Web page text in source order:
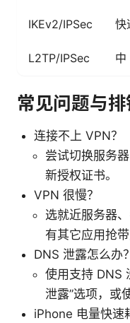
IKEv2/IPSec 快
L2TP/IPSec 中
常见问题与排
连接不上 VPN？
尝试切换服务
新授权证书。
VPN 很慢？
选就近服务器
有其它应用抢
DNS 泄露怎么办？
使用支持 DNS
泄露”选项，或
iPhone 电量快速